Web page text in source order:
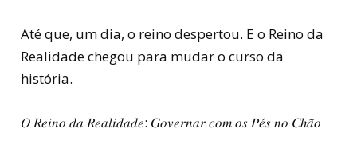
Até que, um dia, o reino despertou. E o Reino da
Realidade chegou para mudar o curso da
história.
𝑂 𝑅𝑒𝑖𝑛𝑜 𝑑𝑎 𝑅𝑒𝑎𝑙𝑖𝑑𝑎𝑑𝑒: 𝐺𝑜𝑣𝑒𝑟𝑛𝑎𝑟 𝑐𝑜𝑚 𝑜𝑠 𝑃𝑒́𝑠 𝑛𝑜 𝐶ℎ𝑎̃𝑜